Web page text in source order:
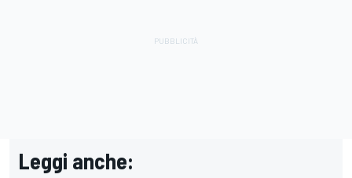
Leggi anche: